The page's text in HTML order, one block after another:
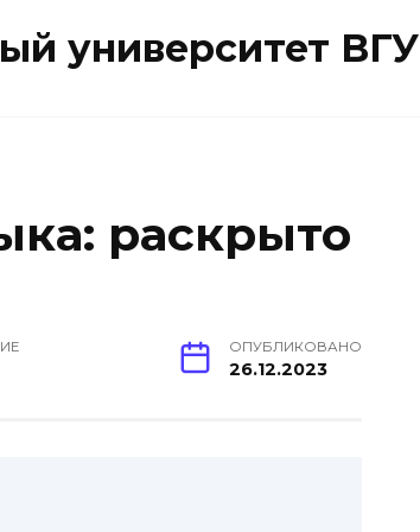
университет ВГУ
раскрыто
ОПУБЛИКОВАНО
26.12.2023